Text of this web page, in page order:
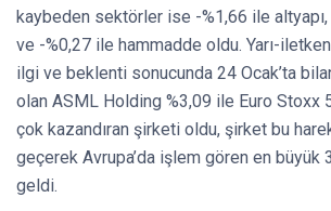
kaybeden sektörler ise -%1,66 ile
ve -%0,27 ile hammadde oldu. Yarı-
ilgi ve beklenti sonucunda 24 Ocak’ta
olan ASML Holding %3,09 ile Euro Stoxx
çok kazandıran şirketi oldu, şirket bu
geçerek Avrupa’da işlem gören en büyük
geldi.